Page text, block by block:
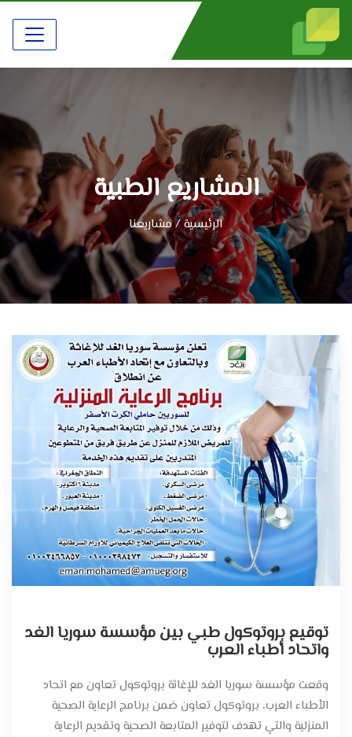
المشاريع الطبية
الرئيسية / مشاريعنا
توقيع بروتوكول طبي بين مؤسسة سوريا الغد
واتحاد أطباء العرب
وقعت مؤسسة سوريا الغد للإغاثة بروتوكول تعاون مع اتحاد
الأطباء العرب، بروتوكول تعاون ضمن برنامج الرعاية الصحية
المنزلية والتي تهدف لتوفير المتابعة الصحية وتقديم الرعاية